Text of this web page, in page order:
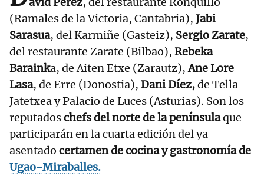
(Ramales de la Victoria, Cantabria), Jabi
Sarasua, del Karmiñe (Gasteiz), Sergio Zarate,
del restaurante Zarate (Bilbao), Rebeka
Barainka, de Aiten Etxe (Zarautz),Ane Lore
Lasa, de Erre (Donostia), Dani Díez,de Tella
Jatetxea y Palacio de Luces (Asturias). Son los
reputadoschefs del norte de la penínsulaque
participarán en la cuarta edición del ya
asentado certamen de cocina y gastronomía de
Ugao-Miraballes.